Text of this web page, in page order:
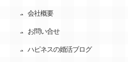
会社概要
お問い合せ
ハピネスの婚活ブログ